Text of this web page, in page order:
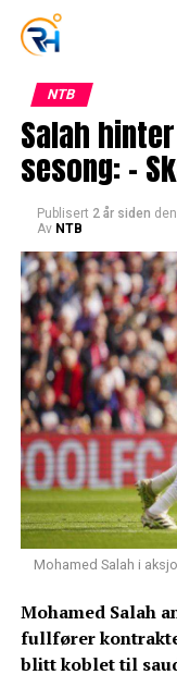
NTB
Salah
sesong: –
Publisert 2 år siden den
Av NTB
Mohamed Salah i
Mohamed Salah
fullfører
blitt koblet til